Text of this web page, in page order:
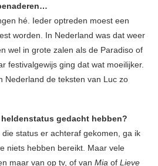
hé. Ieder optreden moest een
worden. In Nederland was dat weer
wel in grote zalen als de Paradiso of
festivalgewijs ging dat wat moeilijker.
Nederland de teksten van Luc zo
gedacht hebben?
status er achteraf gekomen, ga ik
niets hebben bereikt. Maar vele
maar van op tv, of van Mia of Lieve